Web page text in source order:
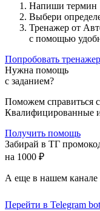
Напиши термин
Выбери
Тренажер от
с помощью
Попробовать тренажер
Нужна помощь
с заданием?
Поможем справиться
Квалифицированные
Получить помощь
Забирай в ТГ
на 1000 ₽
А еще в нашем канале
Перейти в Telegram bot